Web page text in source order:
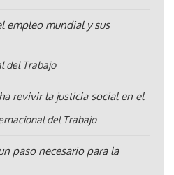
empleo mundial y sus
del Trabajo
revivir la justicia social en el
del Trabajo
paso necesario para la